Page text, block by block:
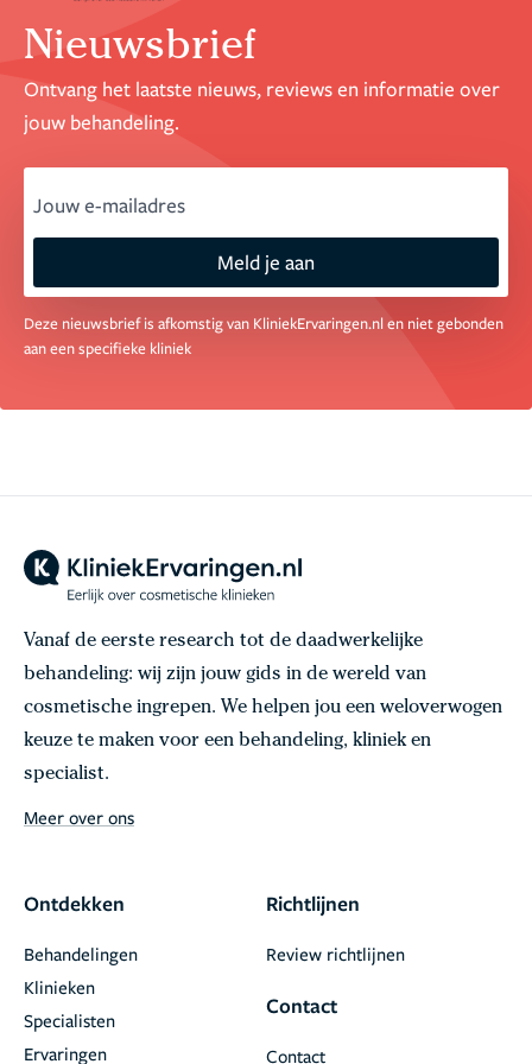
rusteloze/pijnlijke benen meer. Natuurlijk ook een
prachtig resultaat, mooie slanke benen, prachtige
gevormde kuiten. Broeken die passen. Het is een
investering, maar ik zou het zo weer doen.
Nieuwsbrief
Ontvang het laatste nieuws, reviews en informatie over
jouw behandeling.
Meld je aan
Deze nieuwsbrief is afkomstig van KliniekErvaringen.nl en niet gebonden
aan een specifieke kliniek
Vanaf de eerste research tot de daadwerkelijke
behandeling: wij zijn jouw gids in de wereld van
cosmetische ingrepen. We helpen jou een weloverwogen
keuze te maken voor een behandeling, kliniek en
specialist.
Meer over ons
Ontdekken
Behandelingen
Klinieken
Specialisten
Ervaringen
Richtlijnen
Review richtlijnen
Contact
Contact